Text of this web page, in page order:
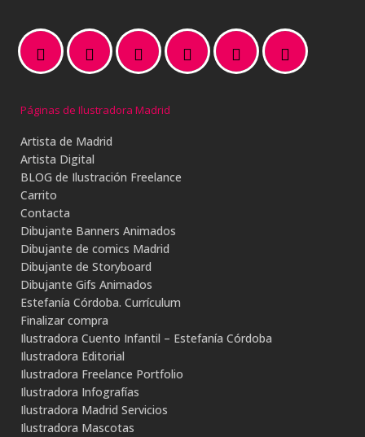
Páginas de Ilustradora Madrid
Artista de Madrid
Artista Digital
BLOG de Ilustración Freelance
Carrito
Contacta
Dibujante Banners Animados
Dibujante de comics Madrid
Dibujante de Storyboard
Dibujante Gifs Animados
Estefanía Córdoba. Currículum
Finalizar compra
Ilustradora Cuento Infantil – Estefanía Córdoba
Ilustradora Editorial
Ilustradora Freelance Portfolio
Ilustradora Infografías
Ilustradora Madrid Servicios
Ilustradora Mascotas